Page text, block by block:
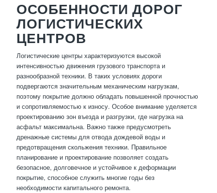
ОСОБЕННОСТИ ДОРОГ
ЛОГИСТИЧЕСКИХ
ЦЕНТРОВ
Логистические центры характеризуются высокой
интенсивностью движения грузового транспорта и
разнообразной техники. В таких условиях дороги
подвергаются значительным механическим нагрузкам,
поэтому покрытие должно обладать повышенной прочностью
и сопротивляемостью к износу. Особое внимание уделяется
проектированию зон въезда и разгрузки, где нагрузка на
асфальт максимальна. Важно также предусмотреть
дренажные системы для отвода дождевой воды и
предотвращения скольжения техники. Правильное
планирование и проектирование позволяет создать
безопасное, долговечное и устойчивое к деформации
покрытие, способное служить многие годы без
необходимости капитального ремонта.